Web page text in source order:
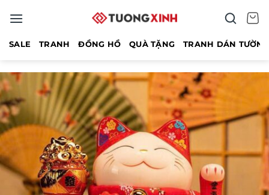
qua
SALE TRANH ĐỒNG HỒ QUÀ TẶNG TRANH DÁN